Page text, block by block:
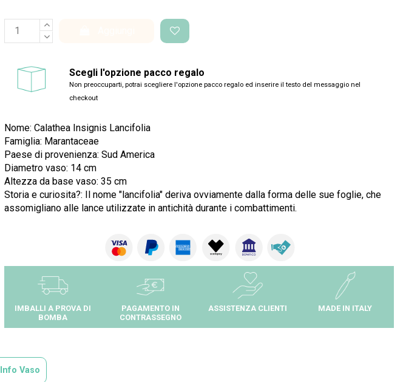
Scegli l'opzione pacco regalo
Non preoccuparti, potrai scegliere l'opzione pacco regalo ed inserire il testo del messaggio nel
checkout
Nome: Calathea Insignis Lancifolia
Famiglia: Marantaceae
Paese di provenienza: Sud America
Diametro vaso: 14 cm
Altezza da base vaso: 35 cm
Storia e curiosita?: Il nome "lancifolia" deriva ovviamente dalla forma delle sue foglie, che
assomigliano alle lance utilizzate in antichità durante i combattimenti.
IMBALLI A PROVA DI
BOMBA
PAGAMENTO IN
CONTRASSEGNO
ASSISTENZA CLIENTI MADE IN ITALY
Info Vaso